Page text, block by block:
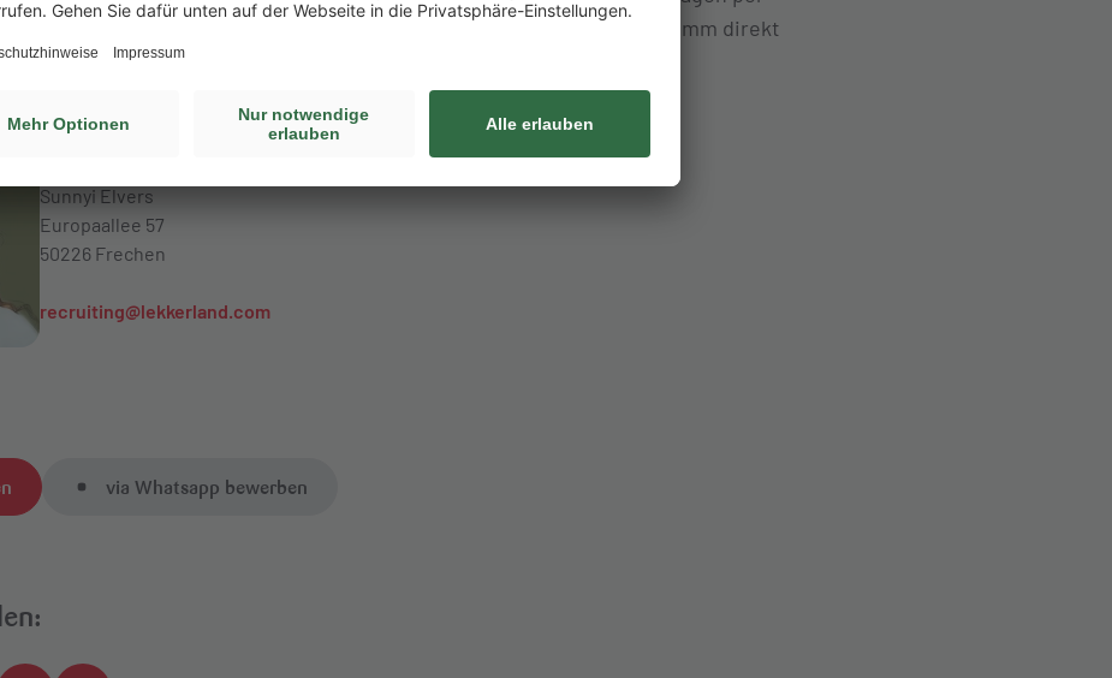
wir leider weder bearbeiten noch berücksichtigen. Bei Fragen komm direkt
Sunnyi Elvers
Europaallee 57
50226 Frechen
recruiting@lekkerland.com
via Whatsapp bewerben